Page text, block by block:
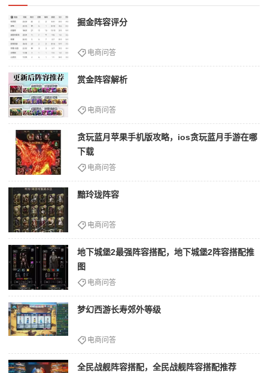
掘金阵容评分
电商问答
赏金阵容解析
电商问答
贪玩蓝月苹果手机版攻略，ios贪玩蓝月手游在哪
下载
电商问答
黯玲珑阵容
电商问答
地下城堡2最强阵容搭配，地下城堡2阵容搭配推
图
电商问答
梦幻西游长寿郊外等级
电商问答
全民战舰阵容搭配，全民战舰阵容搭配推荐